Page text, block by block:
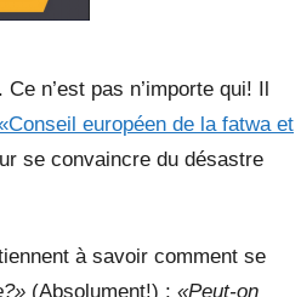
n’est pas n’importe qui! Il
européen de la fatwa et
se convaincre du désastre
à savoir comment se
(Absolument!) ; «Peut-on